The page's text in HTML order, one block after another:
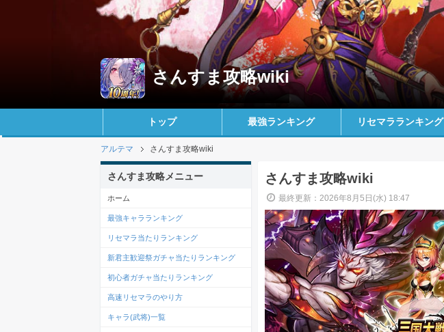
さんすま攻略wiki
トップ 最強ランキング リセマラランキング
アルテマ さんすま攻略wiki
さんすま攻略wiki
最終更新：2026年8月5日(水) 18:47
さんすま攻略メニュー
ホーム
最強キャラランキング
リセマラ当たりランキング
新君主歓迎祭ガチャ当たりランキング
初心者ガチャ当たりランキング
高速リセマラのやり方
キャラ(武将)一覧